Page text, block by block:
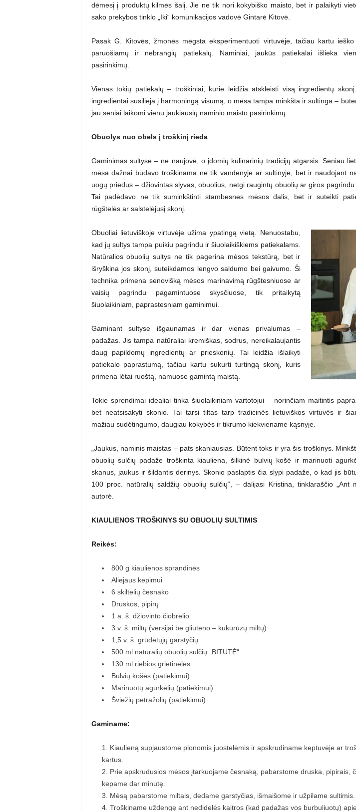
dėmesį į produktų kilmės šalį. Jie ne tik nori kokybiško maisto, bet ir palaikyti
sako prekybos tinklo „Iki“ komunikacijos vadovė Gintarė Kitovė.
Pasak G. Kitovės, žmonės mėgsta eksperimentuoti virtuvėje, tačiau kartu
paruošiamų ir nebrangių patiekalų. Naminiai, jaukūs patiekalai išlieka
pasirinkimų.
Vienas tokių patiekalų – troškiniai, kurie leidžia atskleisti visą ingredientų
ingredientai susilieja į harmoningą visumą, o mėsa tampa minkšta ir sultinga –
jau seniai laikomi vienu jaukiausių naminio maisto pasirinkimų.
Obuolys nuo obels į troškinį rieda
Gaminimas sultyse – ne naujovė, o įdomių kulinarinių tradicijų atgarsis. Seniau
mėsa dažnai būdavo troškinama ne tik vandenyje ar sultinyje, bet ir naudojant
uogų priedus – džiovintas slyvas, obuolius, netgi raugintų obuolių ar giros pagrindu
Tai padėdavo ne tik suminkštinti stambesnes mėsos dalis, bet ir suteikti
rūgštelės ar salstelėjusį skonį.
Obuoliai lietuviškoje virtuvėje užima ypatingą vietą. Nenuostabu,
kad jų sultys tampa puikiu pagrindu ir šiuolaikiškiems patiekalams.
Natūralios obuolių sultys ne tik pagerina mėsos tekstūrą, bet ir
išryškina jos skonį, suteikdamos lengvo saldumo bei gaivumo. Ši
technika primena senovišką mėsos marinavimą rūgštesniuose ar
vaisių pagrindu pagamintuose skysčiuose, tik pritaikytą
šiuolaikiniam, paprastesniam gaminimui.
Gaminant sultyse išgaunamas ir dar vienas privalumas –
padažas. Jis tampa natūraliai kremiškas, sodrus, nereikalaujantis
daug papildomų ingredientų ar prieskonių. Tai leidžia išlaikyti
patiekalo paprastumą, tačiau kartu sukurti turtingą skonį, kuris
primena lėtai ruoštą, namuose gamintą maistą.
Tokie sprendimai idealiai tinka šiuolaikiniam vartotojui – norinčiam maitintis
bet neatsisakyti skonio. Tai tarsi tiltas tarp tradicinės lietuviškos virtuvės ir
mažiau sudėtingumo, daugiau kokybės ir tikrumo kiekviename kąsnyje.
„Jaukus, naminis maistas – pats skaniausias. Būtent toks ir yra šis troškinys.
obuolių sulčių padaže troškinta kiauliena, šilkinė bulvių košė ir marinuoti
skanus, jaukus ir šildantis derinys. Skonio paslaptis čia slypi padaže, o kad jis
100 proc. natūralių saldžių obuolių sulčių“, – dalijasi Kristina, tinklaraščio „Ant
autorė.
KIAULIENOS TROŠKINYS SU OBUOLIŲ SULTIMIS
Reikės:
800 g kiaulienos sprandinės
Aliejaus kepimui
6 skiltelių česnako
Druskos, pipirų
1 a. š. džiovinto čiobrelio
3 v. š. miltų (versijai be gliuteno – kukurūzų miltų)
1,5 v. š. grūdėtųjų garstyčių
500 ml natūralių obuolių sulčių „BITUTĖ“
130 ml riebios grietinėlės
Bulvių košės (patiekimui)
Marinuotų agurkėlių (patiekimui)
Šviežių petražolių (patiekimui)
Gaminame:
Kiaulieną supjaustome plonomis juostelėmis ir apskrudiname keptuvėje ar
kartus.
Prie apskrudusios mėsos įtarkuojame česnaką, pabarstome druska, pipirais,
kepame dar minutę.
Mėsą pabarstome miltais, dedame garstyčias, išmaišome ir užpilame sultimis.
Troškiname uždengę ant nedidelės kaitros (kad padažas vos burbuliuotų)